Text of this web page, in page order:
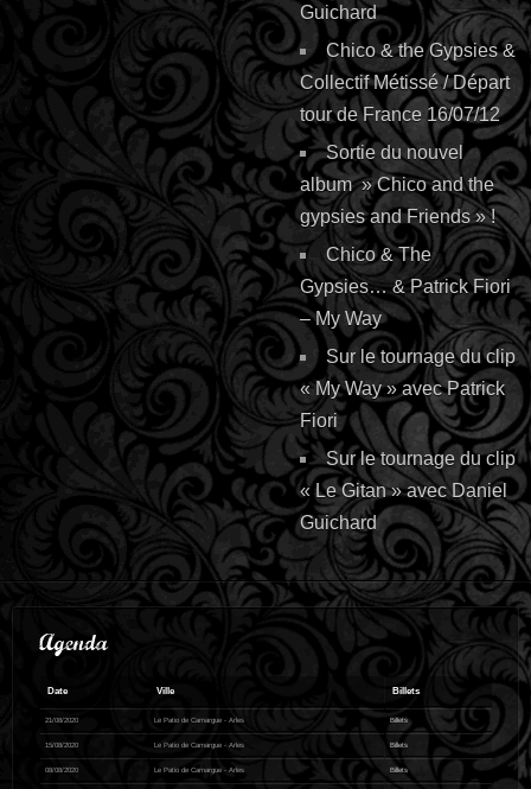
Guichard
Chico & the Gypsies &
Collectif Métissé / Départ
tour de France 16/07/12
Sortie du nouvel
album » Chico and the
gypsies and Friends » !
Chico & The
Gypsies… & Patrick Fiori
– My Way
Sur le tournage du clip
« My Way » avec Patrick
Fiori
Sur le tournage du clip
« Le Gitan » avec Daniel
Guichard
Agenda
Date Ville Billets
21/08/2020 Le Patio de Camargue - Arles Billets
15/08/2020 Le Patio de Camargue - Arles Billets
08/08/2020 Le Patio de Camargue - Arles Billets